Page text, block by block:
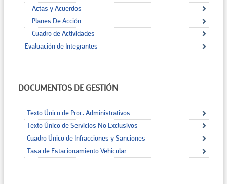
Actas y Acuerdos
Planes De Acción
Cuadro de Actividades
Evaluación de Integrantes
DOCUMENTOS DE GESTIÓN
Texto Único de Proc. Administrativos
Texto Único de Servicios No Exclusivos
Cuadro Único de Infracciones y Sanciones
Tasa de Estacionamiento Vehicular